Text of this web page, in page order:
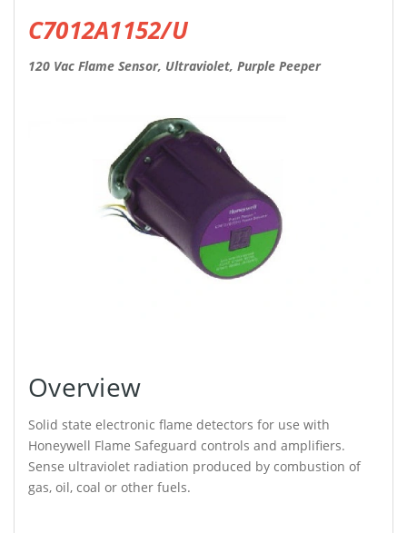
C7012A1152/U
120 Vac Flame Sensor, Ultraviolet, Purple Peeper
Overview
Solid state electronic flame detectors for use with
Honeywell Flame Safeguard controls and amplifiers.
Sense ultraviolet radiation produced by combustion of
gas, oil, coal or other fuels.